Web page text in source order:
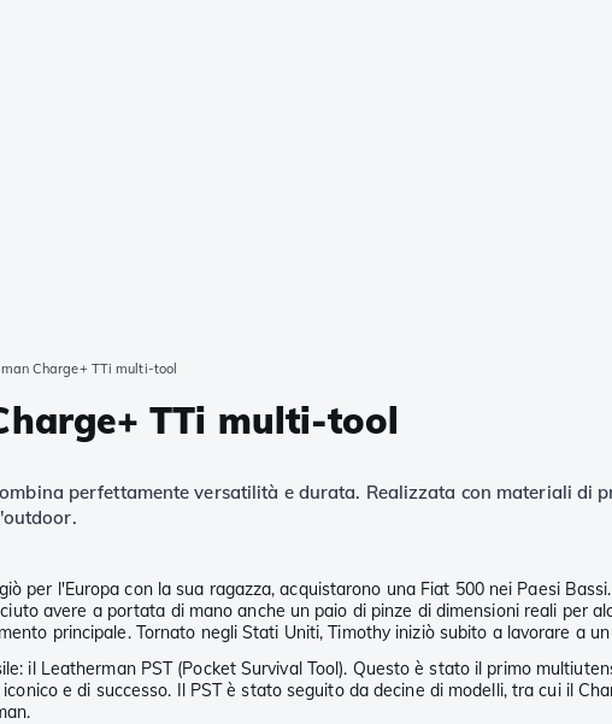
Charge+ TTi multi-tool
TTi multi-tool
perfettamente versatilità e durata. Realizzata con materiali di
per l'Europa con la sua ragazza, acquistarono una Fiat 500 nei Paesi
avere a portata di mano anche un paio di pinze di dimensioni reali per
principale. Tornato negli Stati Uniti, Timothy iniziò subito a lavorare a
il Leatherman PST (Pocket Survival Tool). Questo è stato il primo
e di successo. Il PST è stato seguito da decine di modelli, tra cui il